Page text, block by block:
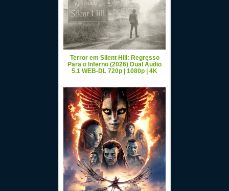
Terror em Silent Hill: Regresso
Para o Inferno (2026) Dual Áudio
5.1 WEB-DL 720p | 1080p | 4K